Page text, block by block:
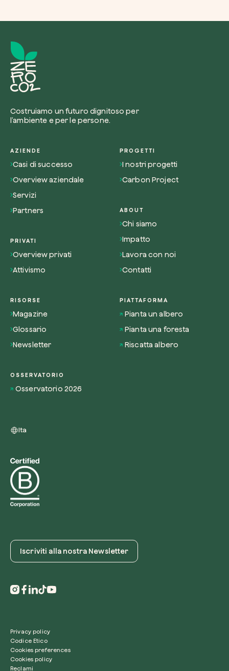
Costruiamo un futuro dignitoso per
l’ambiente e per le persone.
AZIENDE
Casi di successo
Overview aziendale
Servizi
Partners
PRIVATI
Overview privati
Attivismo
PROGETTI
I nostri progetti
Carbon Project
ABOUT
Chi siamo
Impatto
Lavora con noi
Contatti
RISORSE
Magazine
Glossario
Newsletter
OSSERVATORIO
Osservatorio 2026
PIATTAFORMA
Pianta un albero
Pianta una foresta
Riscatta albero
Ita
Iscriviti alla nostra Newsletter
Privacy policy
Codice Etico
Cookies preferences
Cookies policy
Reclami